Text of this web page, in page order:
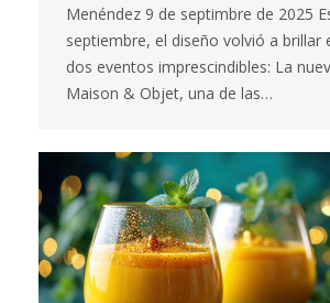
Menéndez 9 de septimbre de 2025
septiembre, el diseño volvió a brillar
dos eventos imprescindibles: La
Maison & Objet, una de las…